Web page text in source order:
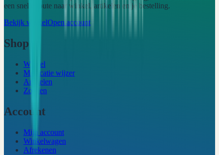
een snelle route naar winkel, artikelen en je bestelling.
Bekijk winkelOpen account
Shop
Winkel
Medicatie wijzer
Artikelen
Zoeken
Account
Mijn account
Winkelwagen
Afrekenen